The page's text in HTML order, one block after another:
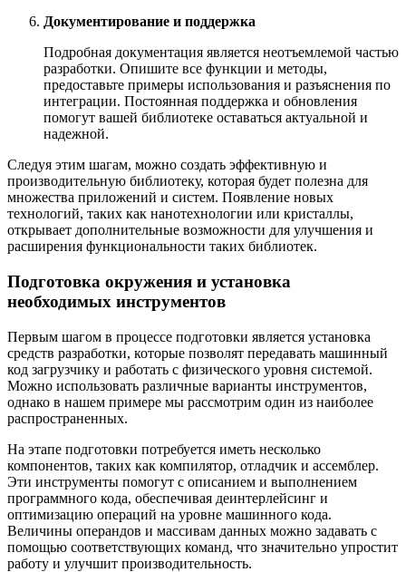
Документирование и поддержка
Подробная документация является неотъемлемой частью
разработки. Опишите все функции и методы,
предоставьте примеры использования и разъяснения по
интеграции. Постоянная поддержка и обновления
помогут вашей библиотеке оставаться актуальной и
надежной.
Следуя этим шагам, можно создать эффективную и
производительную библиотеку, которая будет полезна для
множества приложений и систем. Появление новых
технологий, таких как нанотехнологии или кристаллы,
открывает дополнительные возможности для улучшения и
расширения функциональности таких библиотек.
Подготовка окружения и установка
необходимых инструментов
Первым шагом в процессе подготовки является установка
средств разработки, которые позволят передавать машинный
код загрузчику и работать с физического уровня системой.
Можно использовать различные варианты инструментов,
однако в нашем примере мы рассмотрим один из наиболее
распространенных.
На этапе подготовки потребуется иметь несколько
компонентов, таких как компилятор, отладчик и ассемблер.
Эти инструменты помогут с описанием и выполнением
программного кода, обеспечивая деинтерлейсинг и
оптимизацию операций на уровне машинного кода.
Величины операндов и массивам данных можно задавать с
помощью соответствующих команд, что значительно упростит
работу и улучшит производительность.